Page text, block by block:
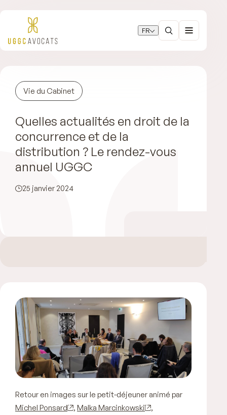
FR
Vie du Cabinet
Quelles actualités en droit de la
concurrence et de la
distribution ? Le rendez-vous
annuel UGGC
25 janvier 2024
Retour en images sur le petit-déjeuner animé par
Michel Ponsard
, Malka Marcinkowski
,